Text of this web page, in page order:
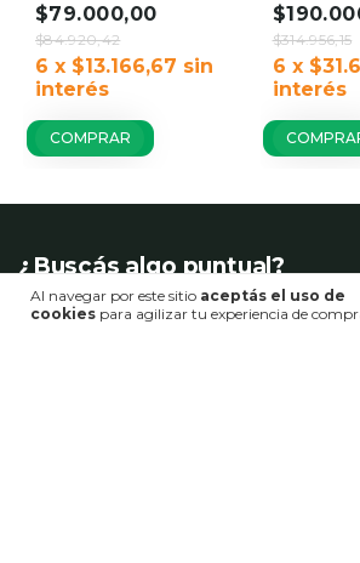
Al navegar por este sitio aceptás el uso de
cookies para agilizar tu experiencia de
Estante
Expandible Bajo
Mesada Home
Co.
$79.000,00
$84.920,42
6 x $13.166,67 sin
interés
COMPRAR
Exterior
en 1
$314.956,15
6 x
interés
¿Buscás algo puntual?